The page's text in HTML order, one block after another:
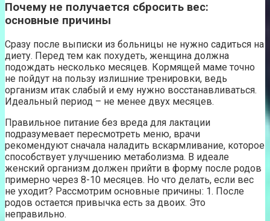
Почему не получается сбросить вес:
основные причины
Сразу после выписки из больницы не нужно садиться на
диету. Перед тем как похудеть, женщина должна
подождать несколько месяцев. Кормящей маме точно
не пойдут на пользу излишние тренировки, ведь
организм итак слабый и ему нужно восстанавливаться.
Идеальный период – не менее двух месяцев.
Правильное питание без вреда для лактации
подразумевает пересмотреть меню, врачи
рекомендуют сначала наладить вскармливание, которое
способствует улучшению метаболизма. В идеале
женский организм должен прийти в форму после родов
примерно через 8-10 месяцев. Но что делать, если вес
не уходит? Рассмотрим основные причины: 1. После
родов остается привычка есть за двоих. Это
неправильно.